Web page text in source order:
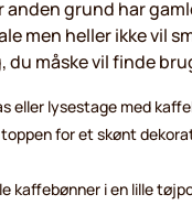
anden grund har
men heller ikke vil
du måske vil finde
eller lysestage med
for et skønt
kaffebønner i en lille